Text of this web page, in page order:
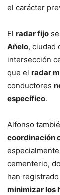
el carácter
El radar fijo
Añelo, ciudad
intersección
que el radar
conductores
específico.
Alfonso
coordinación
cementerio,
han
minimizar los